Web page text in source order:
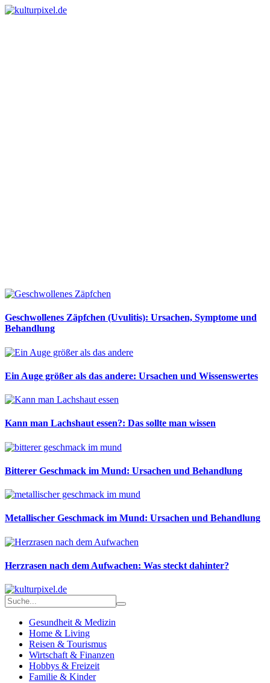
Geschwollenes Zäpfchen (Uvulitis): Ursachen, Symptome und
Behandlung
Ein Auge größer als das andere: Ursachen und Wissenswertes
Kann man Lachshaut essen?: Das sollte man wissen
Bitterer Geschmack im Mund: Ursachen und Behandlung
Metallischer Geschmack im Mund: Ursachen und Behandlung
Herzrasen nach dem Aufwachen: Was steckt dahinter?
Gesundheit & Medizin
Home & Living
Reisen & Tourismus
Wirtschaft & Finanzen
Hobbys & Freizeit
Familie & Kinder